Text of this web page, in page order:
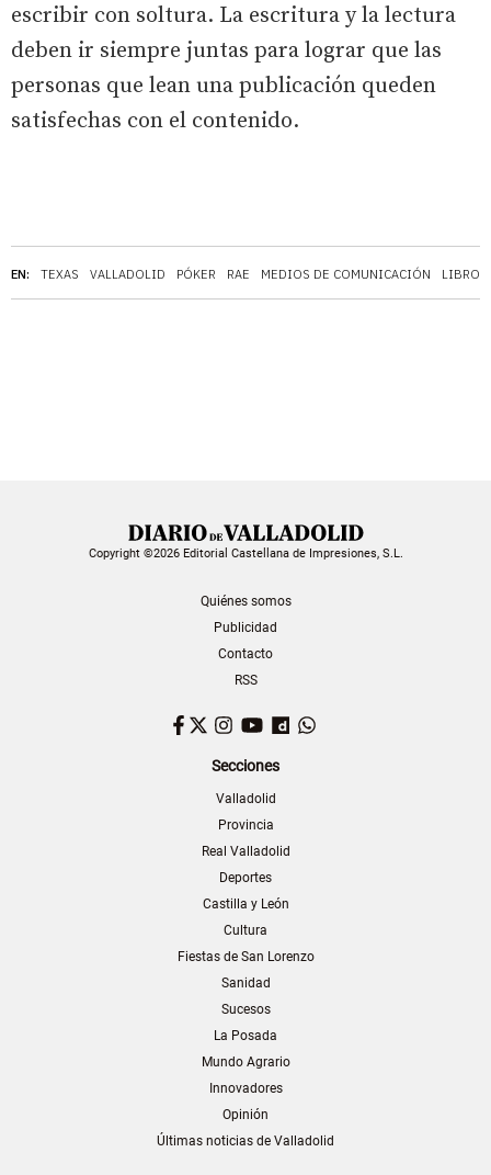
EN: TEXAS VALLADOLID PÓKER RAE MEDIOS DE COMUNICACIÓN LIBROS
escribir con soltura. La escritura y la lectura
deben ir siempre juntas para lograr que las
personas que lean una publicación queden
satisfechas con el contenido.
Copyright ©2026 Editorial Castellana de Impresiones, S.L.
Quiénes somos
Publicidad
Contacto
RSS
Facebook
TwitterInstagram
YouTubeDailymotion
Secciones
Valladolid
Provincia
Real Valladolid
Deportes
Castilla y León
Cultura
Fiestas de San Lorenzo
Sanidad
Sucesos
La Posada
Mundo Agrario
Innovadores
Opinión
Últimas noticias de Valladolid